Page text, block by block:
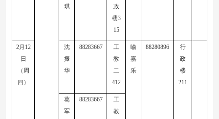
琪
政
楼3
15
2月 12
日
（周
四）
沈
振
华
88283667
工
教
二
412
喻
嘉
乐
88280896
行
政
楼
211
葛
军
88283667
工
教